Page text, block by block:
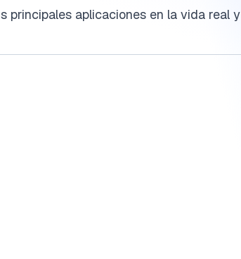
principales aplicaciones en la vida real y